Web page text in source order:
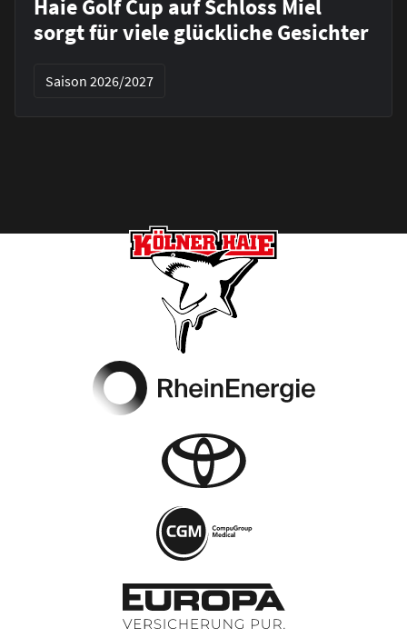
Haie Golf Cup auf Schloss Miel
sorgt für viele glückliche Gesichter
Saison 2026/2027